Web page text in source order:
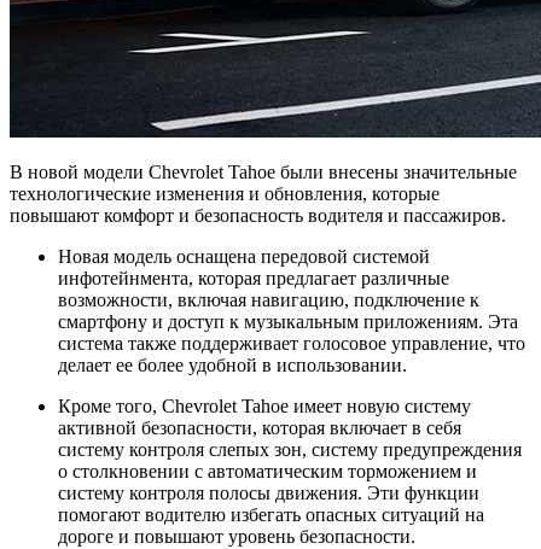
В новой модели Chevrolet Tahoe были внесены значительные
технологические изменения и обновления, которые
повышают комфорт и безопасность водителя и пассажиров.
Новая модель оснащена передовой системой
инфотейнмента, которая предлагает различные
возможности, включая навигацию, подключение к
смартфону и доступ к музыкальным приложениям. Эта
система также поддерживает голосовое управление, что
делает ее более удобной в использовании.
Кроме того, Chevrolet Tahoe имеет новую систему
активной безопасности, которая включает в себя
систему контроля слепых зон, систему предупреждения
о столкновении с автоматическим торможением и
систему контроля полосы движения. Эти функции
помогают водителю избегать опасных ситуаций на
дороге и повышают уровень безопасности.